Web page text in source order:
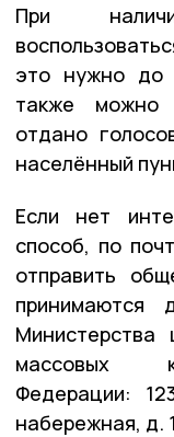
При
это нужно до
также можно
отдано
населённый
Если нет
способ, по
отправить
Министерства
массовых
Федерации:
набережная, д.